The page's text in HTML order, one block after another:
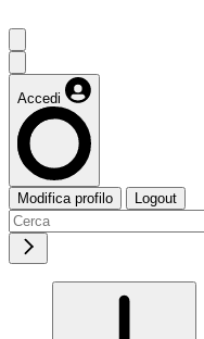
Accedi
Modifica profilo Logout